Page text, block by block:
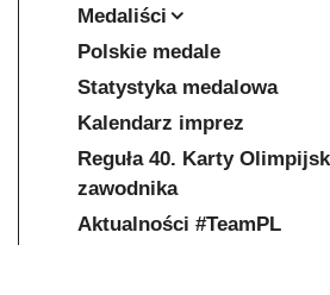
Medaliści
Polskie medale
Statystyka medalowa
Kalendarz imprez
Reguła 40. Karty
zawodnika
Aktualności #TeamPL